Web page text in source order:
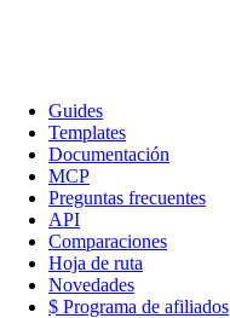
Guides
Templates
Documentación
MCP
Preguntas frecuentes
API
Comparaciones
Hoja de ruta
Novedades
$ Programa de afiliados